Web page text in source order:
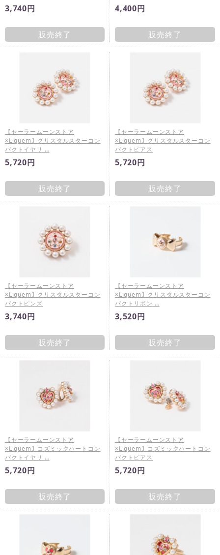
3,740円
販売終了
4,400円
販売終了
【セーラームーンストア
×Liquem】クリスタルスターコン
パクトイヤリ …
5,720円
販売終了
【セーラームーンストア
×Liquem】クリスタルスターコン
パクトピアス
5,720円
販売終了
【セーラームーンストア
×Liquem】クリスタルスターコン
パクトピンズ
3,740円
販売終了
【セーラームーンストア
×Liquem】クリスタルスターコン
パクトリボン …
3,520円
販売終了
【セーラームーンストア
×Liquem】コズミックハートコン
パクトイヤリ …
5,720円
販売終了
【セーラームーンストア
×Liquem】コズミックハートコン
パクトピアス
5,720円
販売終了